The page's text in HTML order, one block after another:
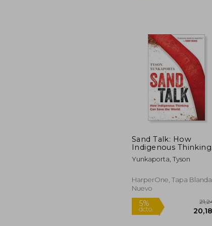
5%
dcto.
Sand Talk: How
Indigenous Thinking
can Save the World
(en Inglés)
Yunkaporta, Tyson
HarperOne, Tapa Blanda,
Nuevo